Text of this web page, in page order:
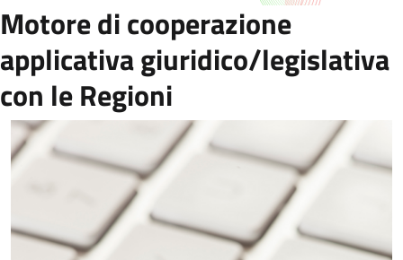
Motore di cooperazione
applicativa giuridico/legislativa
con le Regioni